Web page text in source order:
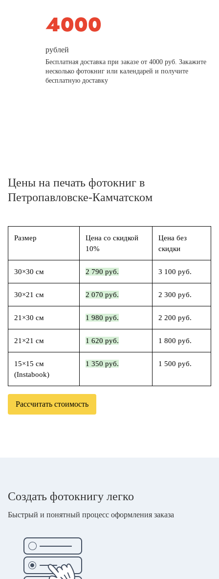
рублей
Бесплатная доставка при заказе от 4000 руб. Закажите
несколько фотокниг или календарей и получите
бесплатную доставку
Цены на печать фотокниг в
Петропавловске-Камчатском
Размер
Цена со скидкой
10%
Цена без
скидки
30×30 см 2 790 руб. 3 100 руб.
30×21 см 2 070 руб. 2 300 руб.
21×30 см 1 980 руб. 2 200 руб.
21×21 см 1 620 руб. 1 800 руб.
15×15 см
(Instabook)
1 350 руб. 1 500 руб.
Рассчитать стоимость
Создать фотокнигу легко
Быстрый и понятный процесс оформления заказа